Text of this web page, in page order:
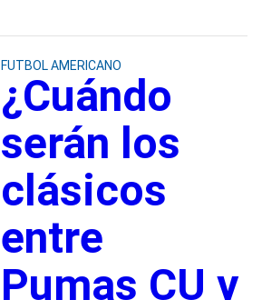
FUTBOL AMERICANO
¿Cuándo
serán los
clásicos
entre
Pumas CU y